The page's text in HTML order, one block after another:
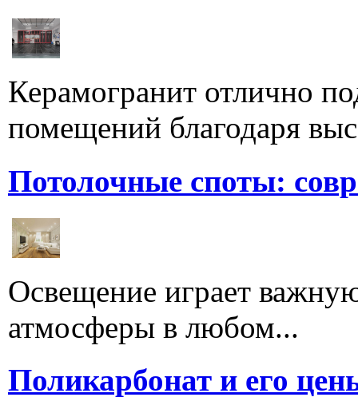
Керамогранит отлично
помещений благодаря
Потолочные споты:
Освещение играет
атмосферы в любом...
Поликарбонат и его